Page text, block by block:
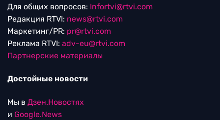
Для общих вопросов: Infortvi@rtvi.com
Редакция RTVI: news@rtvi.com
Маркетинг/PR: pr@rtvi.com
Реклама RTVI: adv-eu@rtvi.com
Партнерские материалы
Достойные новости
Мы в Дзен.Новостях
и Google.News